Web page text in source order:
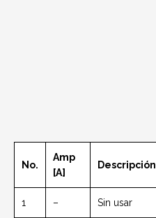
No.
Amp
[A]
Descripción
1 – Sin usar